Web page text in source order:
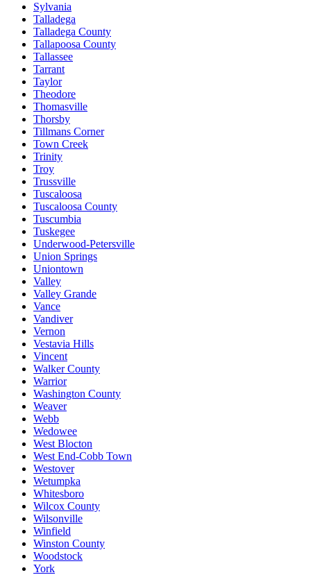
Sylvania
Talladega
Talladega County
Tallapoosa County
Tallassee
Tarrant
Taylor
Theodore
Thomasville
Thorsby
Tillmans Corner
Town Creek
Trinity
Troy
Trussville
Tuscaloosa
Tuscaloosa County
Tuscumbia
Tuskegee
Underwood-Petersville
Union Springs
Uniontown
Valley
Valley Grande
Vance
Vandiver
Vernon
Vestavia Hills
Vincent
Walker County
Warrior
Washington County
Weaver
Webb
Wedowee
West Blocton
West End-Cobb Town
Westover
Wetumpka
Whitesboro
Wilcox County
Wilsonville
Winfield
Winston County
Woodstock
York